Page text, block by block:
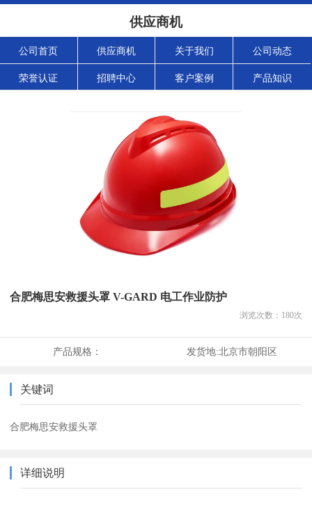
供应商机
公司首页 供应商机 关于我们 公司动态
荣誉认证 招聘中心 客户案例 产品知识
合肥梅思安救援头罩 V-GARD 电工作业防护
浏览次数： 180次
产品规格： 发货地:北京市朝阳区
关键词
合肥梅思安救援头罩
详细说明